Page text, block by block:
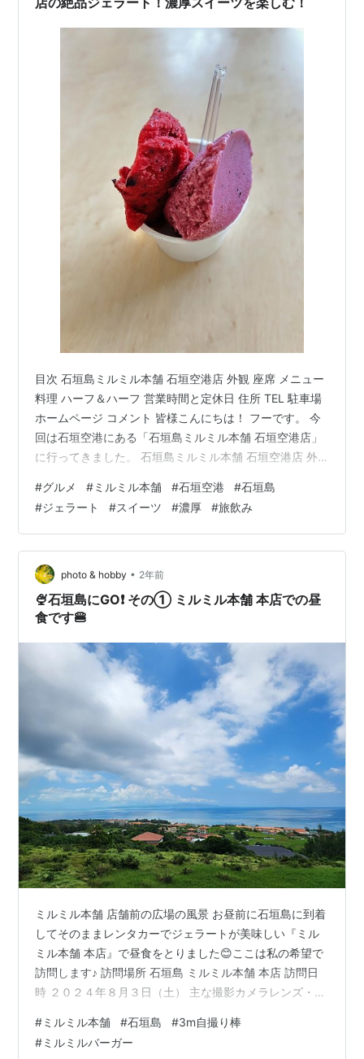
目次 石垣島ミルミル本舗 石垣空港店 外観 座席 メニュー
料理 ハーフ＆ハーフ 営業時間と定休日 住所 TEL 駐車場
ホームページ コメント 皆様こんにちは！ フーです。 今
回は石垣空港にある「石垣島ミルミル本舗 石垣空港店」
に行ってきました。 石垣島ミルミル本舗 石垣空港店 外
ーフ 550円（税込） ・カシスオレンジ ・ブルーベリーヨ
ーグルト 営業時間と定休日 営業時間：7:30～
20:00（L.O.19:30） 定休日：年中無休（台風以外） 住
所 沖縄県石垣市白保1960-104-1 石垣空港国内旅客ター
ミナル1F TEL 0…
#グルメ #ミルミル本舗 #石垣空港 #石垣島
#ジェラート #スイーツ #濃厚 #旅飲み
photo & hobby • 2年前
🍨石垣島にGO❗ その① ミルミル本舗 本店での昼
食です🍔
ミルミル本舗 店舗前の広場の風景 お昼前に石垣島に到着
してそのままレンタカーでジェラートが美味しい『ミル
ミル本舗 本店』で昼食をとりました😊ここは私の希望で
訪問します♪ 訪問場所 石垣島 ミルミル本舗 本店 訪問日
時 ２０２４年８月３日（土） 主な撮影カメラレンズ・機
s22 + 3m自撮り棒、シャッターリモコン ・google pixel
7 Pro , pixel fold 備考 ミルミル本舗 本店は絶好のロケー
#ミルミル本舗 #石垣島 #3m自撮り棒
#ミルミルバーガー